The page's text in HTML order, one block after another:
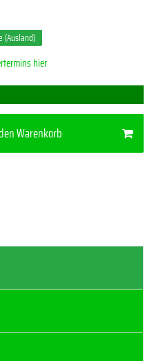
(Ausland)
hier
Warenkorb